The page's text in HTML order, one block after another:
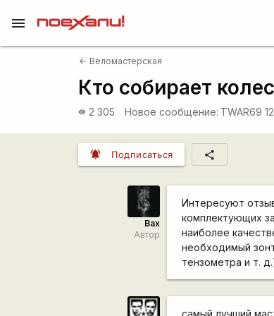
menu
arrow_back Веломастерская
Кто собирает
visibility 2 305 Новое сообщение: TWAR69
notifications_active Подписаться share
Bax
Автор
Интересуют
комплектующих
наиболее
необходимый
тензометра и т.